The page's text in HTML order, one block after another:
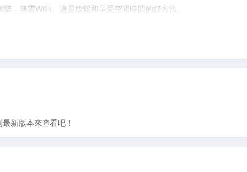
，無需WiFi。這是放鬆和享受空閒時間的好方法。
圖，還有有趣的高爾夫主題挑戰，增添額外的趣味。
定能讓您娛樂數小時。
新版本來查看吧！